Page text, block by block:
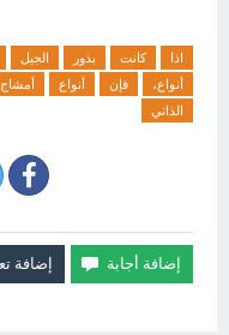
اذا كانت بذور الجيل
أنواع،
فإن أنواع أمشاج
الذاتي